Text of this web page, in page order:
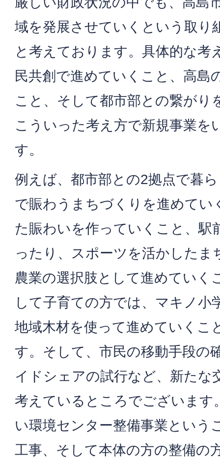
域を発展させていくという取り
と考えております。具体的な考
民共創で進めていくこと、高島
こと、そして都市部との繋がり
こういった考え方で新規事業を
す。
例えば、都市部との2拠点で暮
で賑わうまちづくりを進めてい
た賑わいを作っていくこと、駅
ったり、スポーツを活かしたま
農業の選択肢として進めていく
して子育ての方では、マキノ小
地域木材を使って進めていくこ
す。そして、市民の移動手段の
イドシェアの試行など、新たな
考えているところでございます
い環境センター整備事業という
工事、そして本体の方の整備の